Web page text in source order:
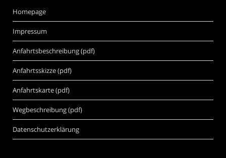
Homepage
Impressum
Anfahrtsbeschreibung (pdf)
Anfahrtsskizze (pdf)
Anfahrtskarte (pdf)
Wegbeschreibung (pdf)
Datenschutzerklärung